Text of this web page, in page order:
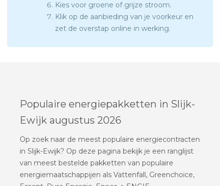
Kies voor groene of grijze stroom.
Klik op de aanbieding van je voorkeur en
zet de overstap online in werking.
Populaire energiepakketten in Slijk-
Ewijk augustus 2026
Op zoek naar de meest populaire energiecontracten
in Slijk-Ewijk? Op deze pagina bekijk je een ranglijst
van meest bestelde pakketten van populaire
energiemaatschappijen als Vattenfall, Greenchoice,